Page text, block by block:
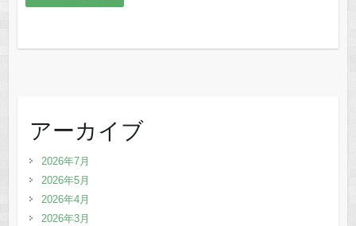
アーカイブ
2026年7月
2026年5月
2026年4月
2026年3月